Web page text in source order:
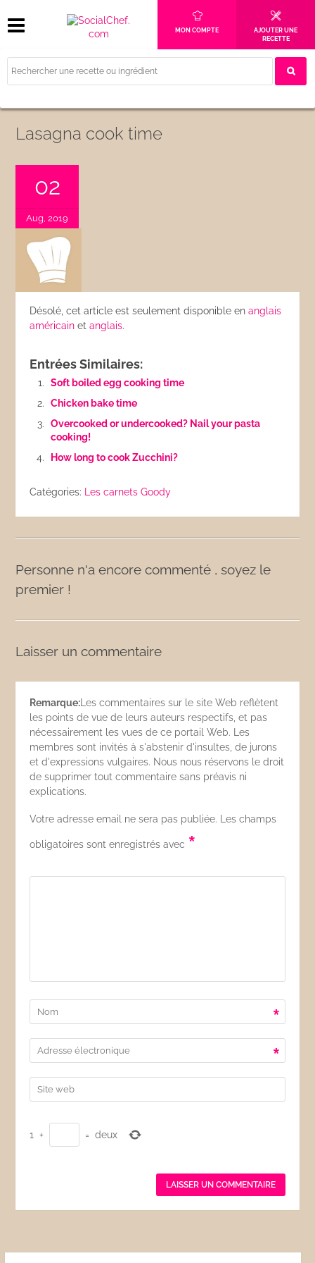
MON COMPTE
AJOUTER UNE
RECETTE
Lasagna cook time
02
Aug, 2019
Désolé, cet article est seulement disponible enanglais
américain etanglais.
Entrées Similaires:
Soft boiled egg cooking time
Chicken bake time
Overcooked or undercooked? Nail your pasta
cooking!
How long to cook Zucchini?
Catégories: Les carnets Goody
Personne n'a encore commenté , soyez le
premier !
Laisser un commentaire
Remarque: Les commentaires sur le site Web reflètent
les points de vue de leurs auteurs respectifs, et pas
nécessairement les vues de ce portail Web. Les
membres sont invités à s'abstenir d'insultes, de jurons
et d'expressions vulgaires. Nous nous réservons le droit
de supprimer tout commentaire sans préavis ni
explications.
Votre adresse email ne sera pas publiée. Les champs
obligatoires sont enregistrés avec *
*
*
1 + = deux